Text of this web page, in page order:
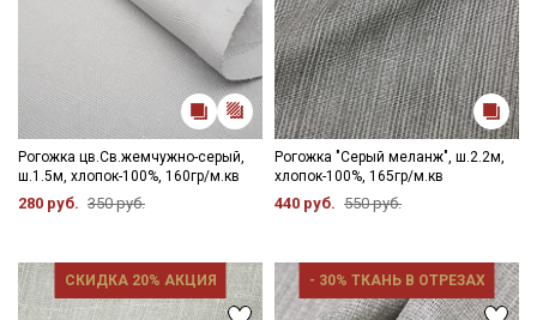
Рогожка цв.Св.жемчужно-серый,
ш.1.5м, хлопок-100%, 160гр/м.кв
280 руб. 350 руб.
Рогожка "Серый меланж", ш.2.2м,
хлопок-100%, 165гр/м.кв
440 руб. 550 руб.
СКИДКА 20% АКЦИЯ - 30% ТКАНЬ В ОТРЕЗАХ